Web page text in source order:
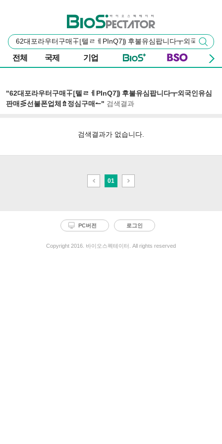
바이오스펙테이터
통
합
검
색
검색
전체 국제 기업
"62대포라우터구매∓⦋텔ㄹㅔPInQ7⸩ 후불유심팝니다┳외국인유심
판매⋚선불폰업체⇯정심구매↼" 검색결과
검색결과가 없습니다.
이
전
01
다
음
PC버전 로그인
Copyright 2016. 바이오스펙테이터. All rights reserved